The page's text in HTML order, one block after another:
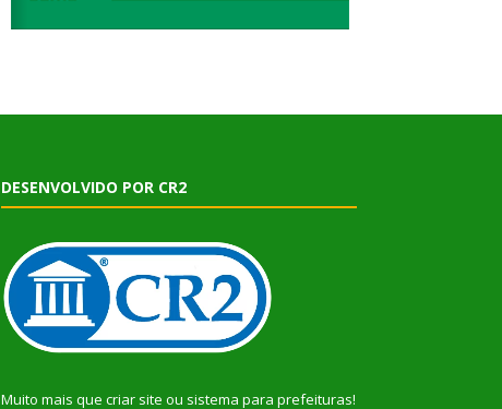
DESENVOLVIDO POR CR2
Muito mais que criar site ou sistema para prefeituras!